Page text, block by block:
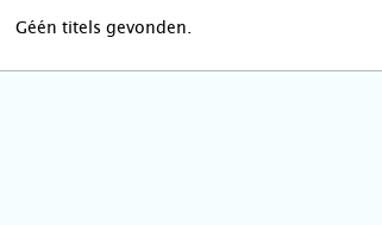
Géén titels gevonden.